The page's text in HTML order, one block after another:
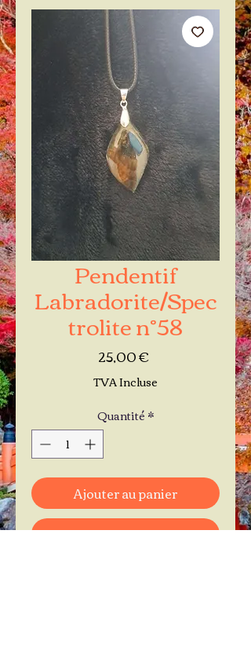
Pendentif
Labradorite/Spec
trolite n°58
25,00 €Prix
TVA Incluse
Quantité*
Ajouter au panier
Commander et payer